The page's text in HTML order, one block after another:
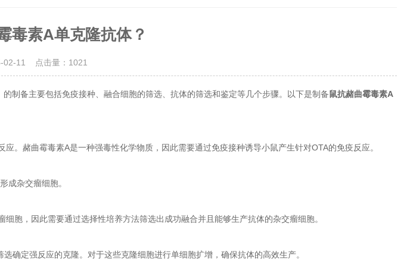
毒素A单克隆抗体？
02-11 点击量： 1021
备主要包括免疫接种、融合细胞的筛选、抗体的筛选和鉴定等几个步骤。以下是制备鼠抗赭曲霉毒素A
赭曲霉毒素A是一种强毒性化学物质，因此需要通过免疫接种诱导小鼠产生针对OTA的免疫反应。
杂交瘤细胞。
，因此需要通过选择性培养方法筛选出成功融合并且能够生产抗体的杂交瘤细胞。
定强反应的克隆。对于这些克隆细胞进行单细胞扩增，确保抗体的高效生产。